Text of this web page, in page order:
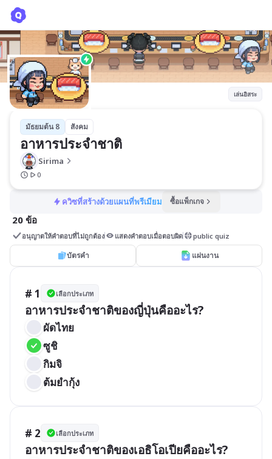
เล่นอิสระ
มัธยมต้น 8 สังคม
อาหารประจำชาติ
Sirima
0
ควิซที่สร้างด้วยแผนที่พรีเมียม ซื้อแพ็กเกจ
20 ข้อ
อนุญาตให้คำตอบที่ไม่ถูกต้อง แสดงคำตอบเมื่อตอบผิด public quiz
บัตรคำ แผ่นงาน
# 1 เลือกประเภท
อาหารประจำชาติของญี่ปุ่นคืออะไร?
ผัดไทย
ซูชิ
กิมจิ
ต้มยำกุ้ง
# 2 เลือกประเภท
อาหารประจำชาติของเอธิโอเปียคืออะไร?